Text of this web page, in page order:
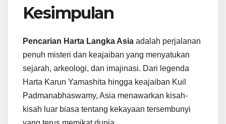
Kesimpulan
Pencarian Harta Langka Asia adalah perjalanan
penuh misteri dan keajaiban yang menyatukan
sejarah, arkeologi, dan imajinasi. Dari legenda
Harta Karun Yamashita hingga keajaiban Kuil
Padmanabhaswamy, Asia menawarkan kisah-
kisah luar biasa tentang kekayaan tersembunyi